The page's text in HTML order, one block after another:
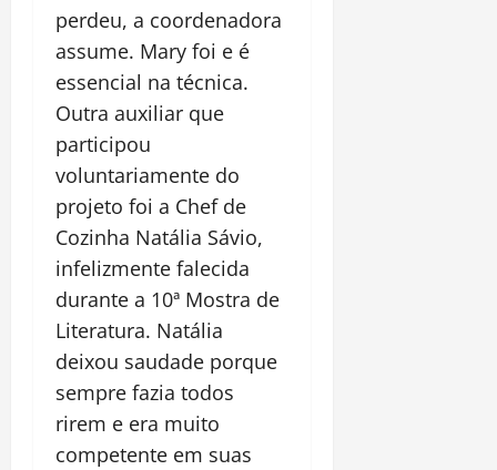
perdeu, a coordenadora
assume. Mary foi e é
essencial na técnica.
Outra auxiliar que
participou
voluntariamente do
projeto foi a Chef de
Cozinha Natália Sávio,
infelizmente falecida
durante a 10ª Mostra de
Literatura. Natália
deixou saudade porque
sempre fazia todos
rirem e era muito
competente em suas